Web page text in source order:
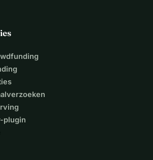
plugin